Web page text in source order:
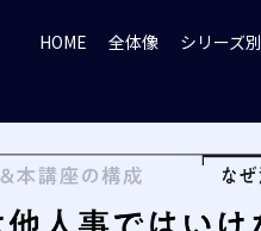
HOME 全体像 シリーズ別